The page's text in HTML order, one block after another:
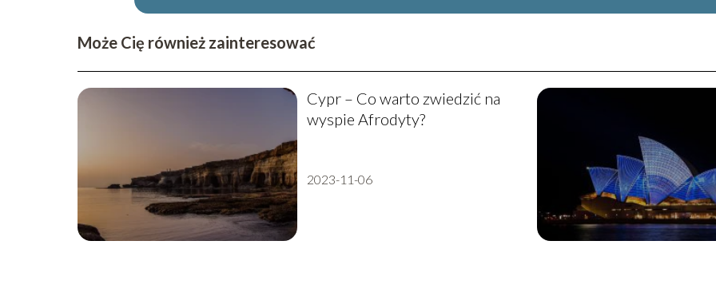
Może Cię również zainteresować
Cypr – Co warto zwiedzić na
wyspie Afrodyty?
2023-11-06